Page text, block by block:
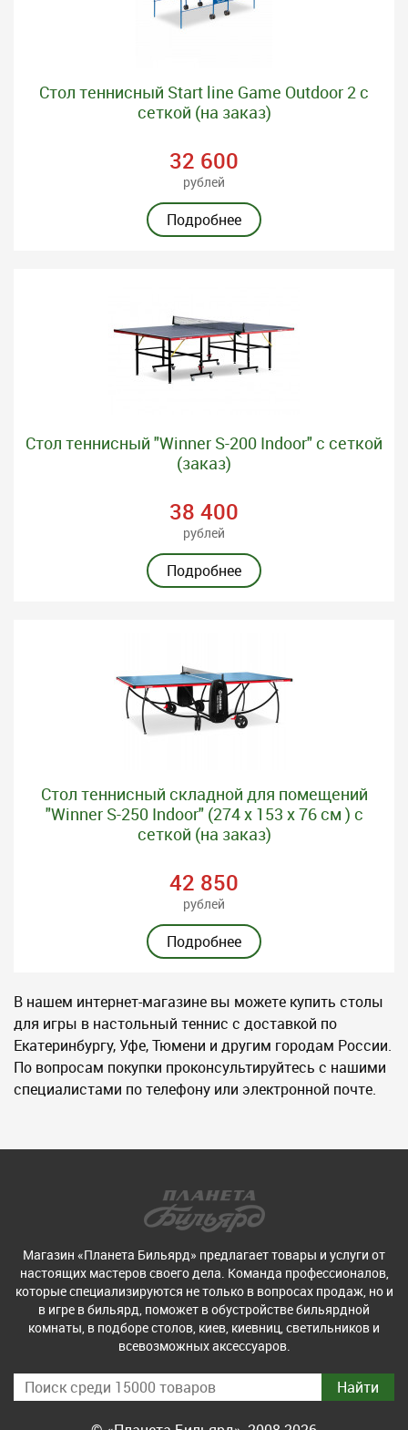
Стол теннисный Start line Game Outdoor 2 с
сеткой (на заказ)
32 600
рублей
Подробнее
Стол теннисный "Winner S-200 Indoor" с сеткой
(заказ)
38 400
рублей
Подробнее
Стол теннисный складной для помещений
"Winner S-250 Indoor" (274 х 153 х 76 см ) с
сеткой (на заказ)
42 850
рублей
Подробнее
В нашем интернет-магазине вы можете купить столы
для игры в настольный теннис с доставкой по
Екатеринбургу, Уфе, Тюмени и другим городам России.
По вопросам покупки проконсультируйтесь с нашими
специалистами по телефону или электронной почте.
Магазин «Планета Бильярд» предлагает товары и услуги от
настоящих мастеров своего дела. Команда профессионалов,
которые специализируются не только в вопросах продаж, но и
в игре в бильярд, поможет в обустройстве бильярдной
комнаты, в подборе столов, киев, киевниц, светильников и
всевозможных аксессуаров.